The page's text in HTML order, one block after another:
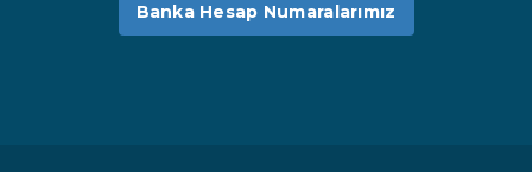
Banka Hesap Numaralarımız